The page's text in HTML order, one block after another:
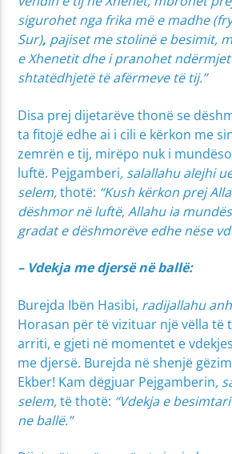
sigurohet nga frika më e madhe
Sur), pajiset me stolinë e besimit,
e Xhenetit dhe i pranohet
shtatëdhjetë të afërmeve të tij.”
Disa prej dijetarëve thonë se
ta fitojë edhe ai i cili e kërkon me
zemrën e tij, mirëpo nuk i
luftë. Pejgamberi, salallahu alejhi
selem,thotë: “Kush kërkon prej
dëshmor në luftë, Allahu ia
gradat e dëshmorëve edhe nëse
– Vdekja me djersë në ballë:
Burejda Ibën Hasibi, radijallahu
Horasan për të vizituar një vëlla të
arriti, e gjeti në momentet e
me djersë. Burejda në shenjë
Ekber! Kam dëgjuar Pejgamberin,
selem,të thotë: “Vdekja e
ne ballë.”